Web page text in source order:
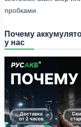
пробками.
Почему
у нас